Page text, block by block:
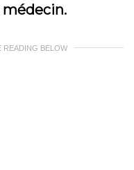
READING BELOW